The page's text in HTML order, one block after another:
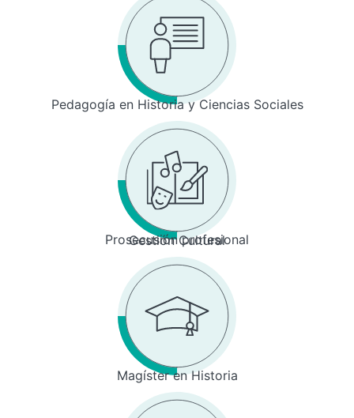
Pedagogía en Historia y Ciencias Sociales
Prosecusión profesional
Gestión Cultural
Magíster en Historia